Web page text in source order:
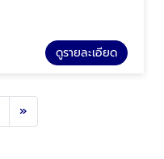
ดูรายละเอียด
»